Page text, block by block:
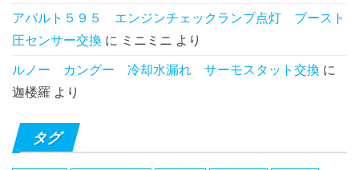
アバルト５９５ エンジンチェックランプ点灯 ブースト
圧センサー交換 に ミニミニ より
ルノー カングー 冷却水漏れ サーモスタット交換 に
迦楼羅 より
タグ